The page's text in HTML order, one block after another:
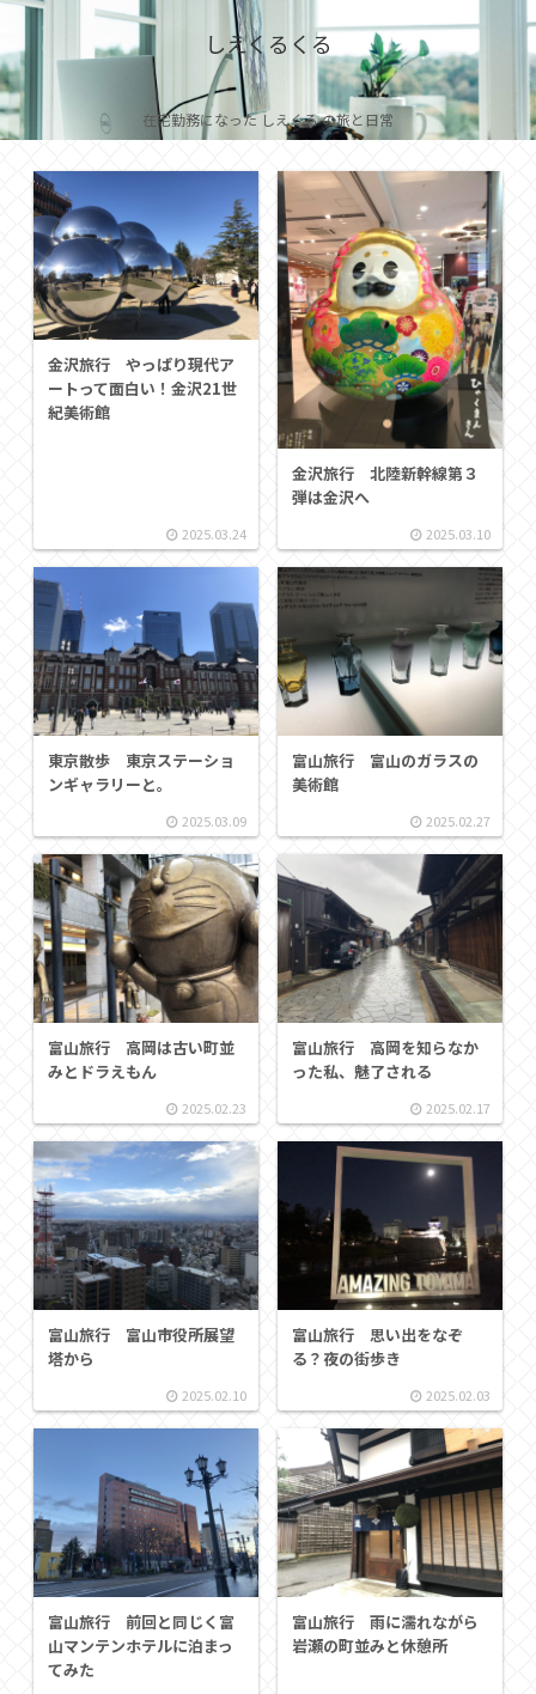
しえくるくる
在宅勤務になった しえくる の旅と日常
金沢旅行 やっぱり現代ア
ートって面白い！金沢21世
紀美術館
2025.03.24
金沢旅行 北陸新幹線第３
弾は金沢へ
2025.03.10
東京散歩 東京ステーショ
ンギャラリーと。
2025.03.09
富山旅行 富山のガラスの
美術館
2025.02.27
富山旅行 高岡は古い町並
みとドラえもん
2025.02.23
富山旅行 高岡を知らなか
った私、魅了される
2025.02.17
富山旅行 富山市役所展望
塔から
2025.02.10
富山旅行 思い出をなぞ
る？夜の街歩き
2025.02.03
富山旅行 前回と同じく富
山マンテンホテルに泊まっ
てみた
富山旅行 雨に濡れながら
岩瀬の町並みと休憩所